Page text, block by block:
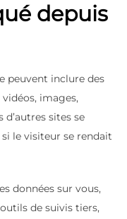
depuis
peuvent inclure des
images,
sites se
le visiteur se rendait
données sur vous,
de suivis tiers,